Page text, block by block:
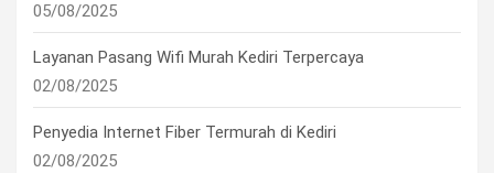
05/08/2025
Layanan Pasang Wifi Murah Kediri Terpercaya
02/08/2025
Penyedia Internet Fiber Termurah di Kediri
02/08/2025